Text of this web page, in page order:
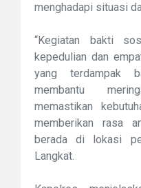
menghadapi situasi
“Kegiatan bakti
kepedulian dan
yang terdampak
membantu
memastikan
memberikan rasa
berada di lokasi
Langkat.